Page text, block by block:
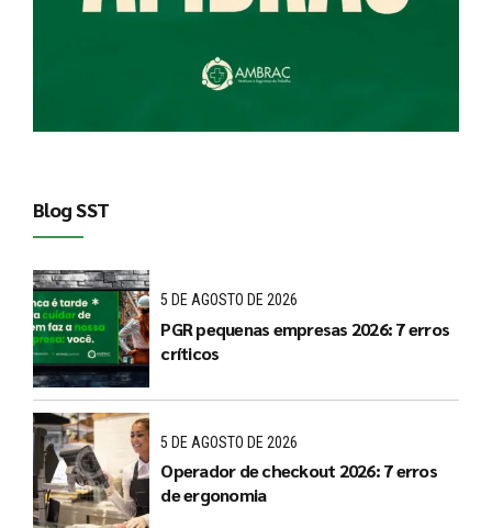
Blog SST
5 DE AGOSTO DE 2026
PGR pequenas empresas 2026: 7 erros
críticos
5 DE AGOSTO DE 2026
Operador de checkout 2026: 7 erros
de ergonomia